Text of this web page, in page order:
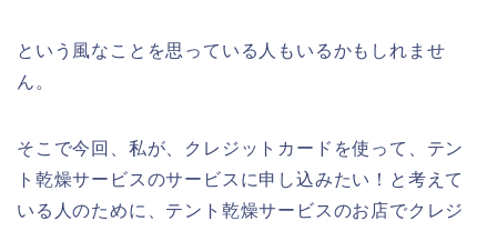
という風なことを思っている人もいるかもしれませ
ん。
そこで今回、私が、クレジットカードを使って、テン
ト乾燥サービスのサービスに申し込みたい！と考えて
いる人のために、テント乾燥サービスのお店でクレジ